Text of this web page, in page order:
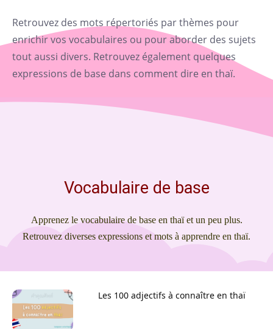
Retrouvez des mots répertoriés par thèmes pour
enrichir vos vocabulaires ou pour aborder des sujets
tout aussi divers. Retrouvez également quelques
expressions de base dans comment dire en thaï.
Vocabulaire de base
Apprenez le vocabulaire de base en thaï et un peu plus.
Retrouvez diverses expressions et mots à apprendre en thaï.
Les 100 adjectifs à connaître en thaï